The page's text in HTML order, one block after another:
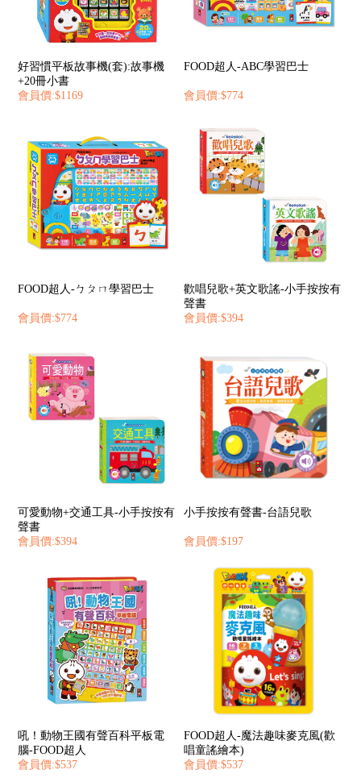
好習慣平板故事機(套):故事機
+20冊小書
會員價:$1169
FOOD超人-ABC學習巴士
會員價:$774
FOOD超人-ㄅㄆㄇ學習巴士
會員價:$774
歡唱兒歌+英文歌謠-小手按按有
聲書
會員價:$394
可愛動物+交通工具-小手按按有
聲書
會員價:$394
小手按按有聲書-台語兒歌
會員價:$197
吼！動物王國有聲百科平板電
腦-FOOD超人
會員價:$537
FOOD超人-魔法趣味麥克風(歡
唱童謠繪本)
會員價:$537